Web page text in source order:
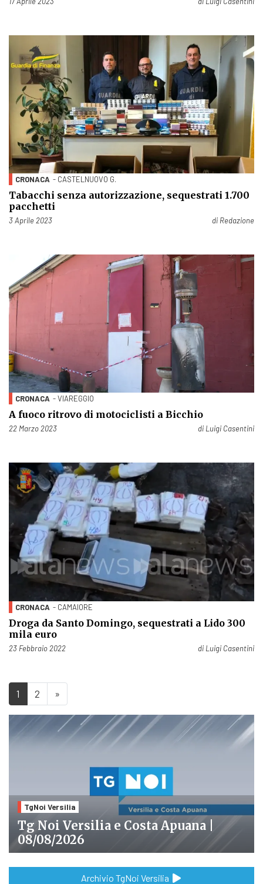
CRONACA - CASTELNUOVO G.
Tabacchi senza autorizzazione, sequestrati 1.700
pacchetti
Pubblicato il
3 Aprile 2023 di Redazione
CRONACA - VIAREGGIO
A fuoco ritrovo di motociclisti a Bicchio
Pubblicato il
22 Marzo 2023 di Luigi Casentini
CRONACA - CAMAIORE
Droga da Santo Domingo, sequestrati a Lido 300
mila euro
Pubblicato il
23 Febbraio 2022 di Luigi Casentini
1 2 »
TgNoi Versilia
Tg Noi Versilia e Costa Apuana |
08/08/2026
Archivio TgNoi Versilia